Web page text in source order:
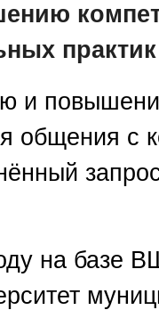
и
общения
на базе